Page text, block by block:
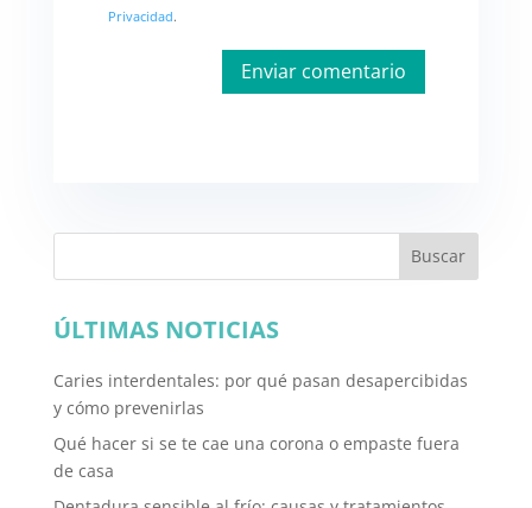
Privacidad.
Buscar
ÚLTIMAS NOTICIAS
Caries interdentales: por qué pasan desapercibidas
y cómo prevenirlas
Qué hacer si se te cae una corona o empaste fuera
de casa